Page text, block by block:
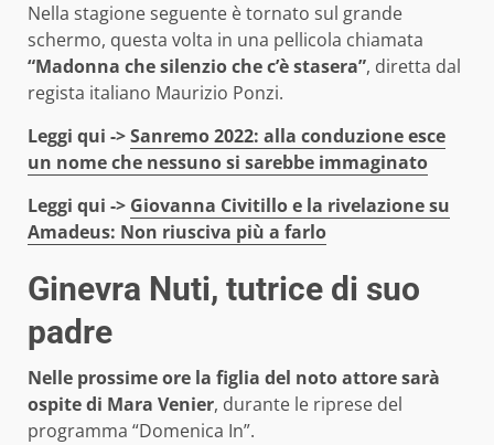
Nella stagione seguente è tornato sul grande
schermo, questa volta in una pellicola chiamata
“Madonna che silenzio che c’è stasera”, diretta dal
regista italiano Maurizio Ponzi.
Leggi qui ->Sanremo 2022: alla conduzione esce
un nome che nessuno si sarebbe immaginato
Leggi qui -> Giovanna Civitillo e la rivelazione su
Amadeus: Non riusciva più a farlo
Ginevra Nuti, tutrice di suo
padre
Nelle prossime ore la figlia del noto attore sarà
ospite di Mara Venier, durante le riprese del
programma “Domenica In”.